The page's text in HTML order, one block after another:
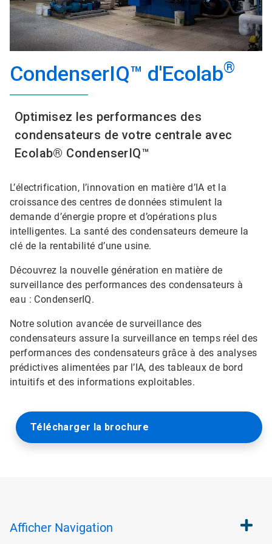
CondenserIQ™ d'Ecolab®
Optimisez les performances des
condensateurs de votre centrale avec
Ecolab® CondenserIQ™
L’électrification, l’innovation en matière d’IA et la
croissance des centres de données stimulent la
demande d’énergie propre et d’opérations plus
intelligentes. La santé des condensateurs demeure la
clé de la rentabilité d’une usine.
Découvrez la nouvelle génération en matière de
surveillance des performances des condensateurs à
eau : CondenserIQ.
Notre solution avancée de surveillance des
condensateurs assure la surveillance en temps réel des
performances des condensateurs grâce à des analyses
prédictives alimentées par l’IA, des tableaux de bord
intuitifs et des informations exploitables.
Télécharger la brochure
Afficher Navigation